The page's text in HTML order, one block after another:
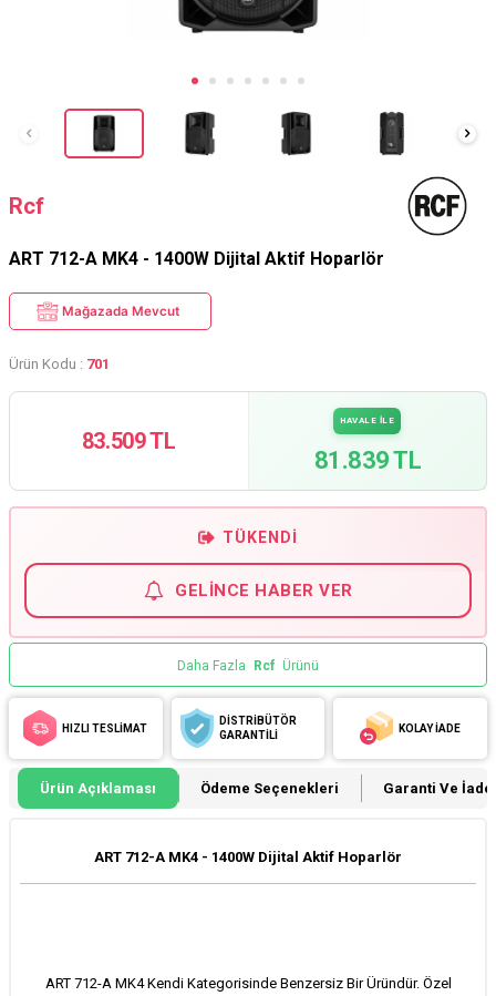
Rcf
ART 712-A MK4 - 1400W Dijital Aktif Hoparlör
Mağazada Mevcut
Ürün Kodu : 701
83.509 TL
HAVALE İLE
81.839 TL
TÜKENDI
GELINCE HABER VER
Daha Fazla Rcf Ürünü
HIZLI TESLİMAT
DİSTRİBÜTÖR
GARANTİLİ
KOLAY İADE
Ürün Açıklaması Ödeme Seçenekleri Garanti Ve İade
ART 712-A MK4 - 1400W Dijital Aktif Hoparlör
ART 712-A MK4 Kendi Kategorisinde Benzersiz Bir Üründür. Özel